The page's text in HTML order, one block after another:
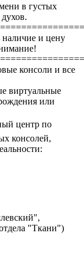
в густых
и цену
консоли и все
виртуальные
или
центр по
консолей,
"Ткани")